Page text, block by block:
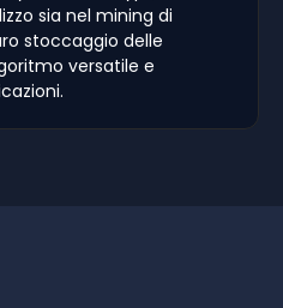
sia nel mining di
stoccaggio delle
versatile e